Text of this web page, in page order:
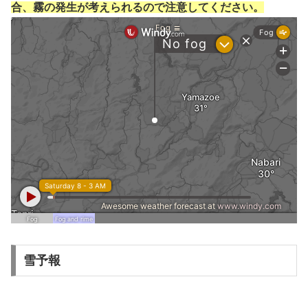
合、霧の発生が考えられるので注意してください。
雪予報